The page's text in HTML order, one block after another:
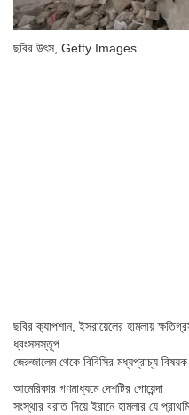
ছবির উৎস, Getty Images
ছবির ক্যাপশান,ইসরায়েলের হামলায়
ধ্বংসসস্তূপ
জেরুজালেম থেকে বিবিসির মধ্যপ্রাচ্য
আমেরিকার গণমাধ্যমে দেশটির গোয়েন্দা
সংস্থার বরাত দিয়ে ইরানে হামলার যে